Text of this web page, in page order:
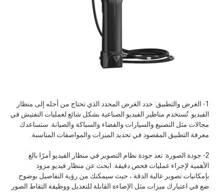
1- الغرض والتطبيق: حدد الغرض المحدد الذي تحتاج من أجله إلى منظار
الفيديو. تُستخدم مناظير الفيديو الصناعية بشكل شائع لعمليات التفتيش في
مجالات مثل التصنيع والسيارات والفضاء والسباكة والصيانة. ستساعدك
معرفة التطبيق المقصود في تحديد الميزات والمواصفات المناسبة.
2- جودة الصورة: تعد جودة نظام التصوير في منظار الفيديو أمرًا بالغ
الأهمية لإجراء عمليات فحص دقيقة. ابحث عن منظار فيديو مزود
بإمكانيات تصوير عالية الدقة ، حيث سيمكنك من رؤية التفاصيل بوضوح.
ضع في اعتبارك ميزات مثل الإضاءة القابلة للتعديل ووظيفة التقاط الصور